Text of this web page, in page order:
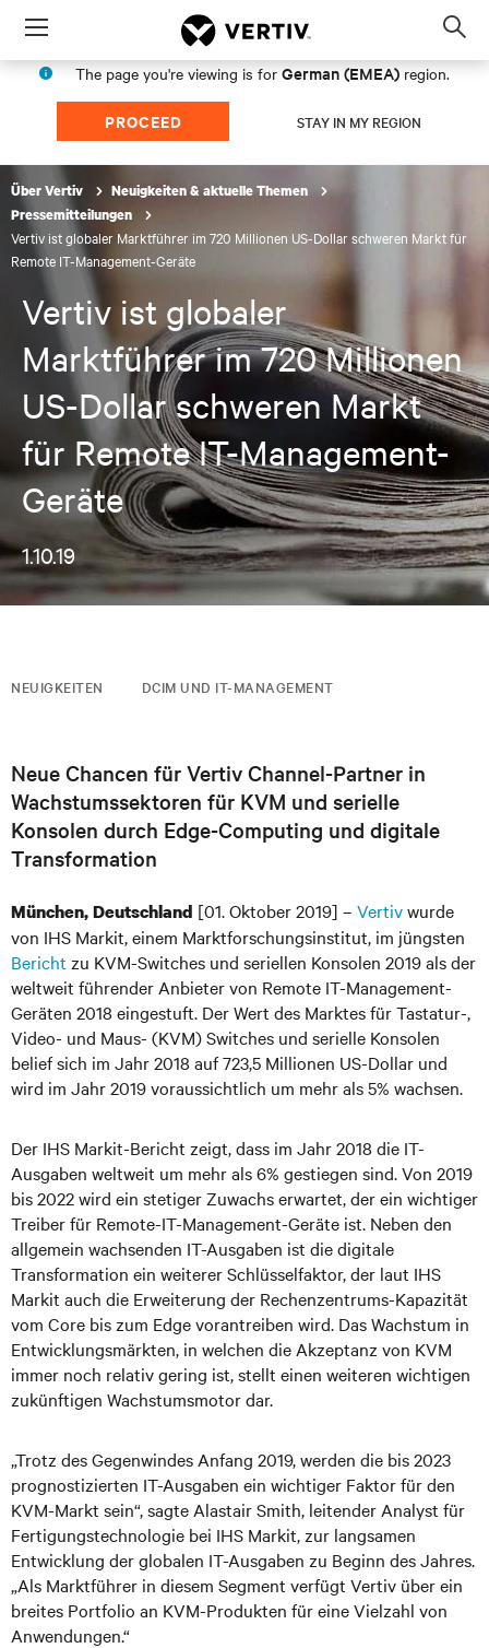
Menu
The page you're viewing is for German (EMEA) region.
PROCEED STAY IN MY REGION
Über Vertiv
Neuigkeiten & aktuelle Themen
Pressemitteilungen
Vertiv ist globaler Marktführer im 720 Millionen US-Dollar schweren Markt für
Remote IT-Management-Geräte
Vertiv ist globaler
Marktführer im 720 Millionen
US-Dollar schweren Markt
für Remote IT-Management-
Geräte
1.10.19
NEUIGKEITEN DCIM UND IT-MANAGEMENT
Neue Chancen für Vertiv Channel-Partner in
Wachstumssektoren für KVM und serielle
Konsolen durch Edge-Computing und digitale
Transformation
München, Deutschland [01. Oktober 2019] – Vertivwurde
von IHS Markit, einem Marktforschungsinstitut, im jüngsten
Bericht zu KVM-Switches und seriellen Konsolen 2019 als der
weltweit führender Anbieter von Remote IT-Management-
Geräten 2018 eingestuft. Der Wert des Marktes für Tastatur-,
Video- und Maus- (KVM) Switches und serielle Konsolen
belief sich im Jahr 2018 auf 723,5 Millionen US-Dollar und
wird im Jahr 2019 voraussichtlich um mehr als 5% wachsen.
Der IHS Markit-Bericht zeigt, dass im Jahr 2018 die IT-
Ausgaben weltweit um mehr als 6% gestiegen sind. Von 2019
bis 2022 wird ein stetiger Zuwachs erwartet, der ein wichtiger
Treiber für Remote-IT-Management-Geräte ist. Neben den
allgemein wachsenden IT-Ausgaben ist die digitale
Transformation ein weiterer Schlüsselfaktor, der laut IHS
Markit auch die Erweiterung der Rechenzentrums-Kapazität
vom Core bis zum Edge vorantreiben wird. Das Wachstum in
Entwicklungsmärkten, in welchen die Akzeptanz von KVM
immer noch relativ gering ist, stellt einen weiteren wichtigen
zukünftigen Wachstumsmotor dar.
„Trotz des Gegenwindes Anfang 2019, werden die bis 2023
prognostizierten IT-Ausgaben ein wichtiger Faktor für den
KVM-Markt sein“, sagte Alastair Smith, leitender Analyst für
Fertigungstechnologie bei IHS Markit, zur langsamen
Entwicklung der globalen IT-Ausgaben zu Beginn des Jahres.
„Als Marktführer in diesem Segment verfügt Vertiv über ein
breites Portfolio an KVM-Produkten für eine Vielzahl von
Anwendungen.“